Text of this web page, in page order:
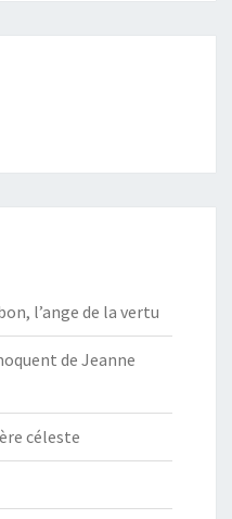
l’ange de la vertu
de Jeanne
céleste